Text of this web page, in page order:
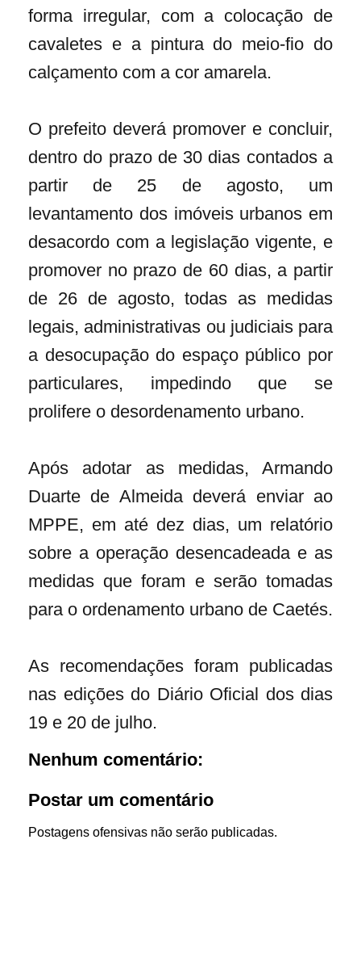
forma irregular, com a colocação de
cavaletes e a pintura do meio-fio do
calçamento com a cor amarela.
O prefeito deverá promover e concluir,
dentro do prazo de 30 dias contados a
partir de 25 de agosto, um
levantamento dos imóveis urbanos em
desacordo com a legislação vigente, e
promover no prazo de 60 dias, a partir
de 26 de agosto, todas as medidas
legais, administrativas ou judiciais para
a desocupação do espaço público por
particulares, impedindo que se
prolifere o desordenamento urbano.
Após adotar as medidas, Armando
Duarte de Almeida deverá enviar ao
MPPE, em até dez dias, um relatório
sobre a operação desencadeada e as
medidas que foram e serão tomadas
para o ordenamento urbano de Caetés.
As recomendações foram publicadas
nas edições do Diário Oficial dos dias
19 e 20 de julho.
Nenhum comentário:
Postar um comentário
Postagens ofensivas não serão publicadas.